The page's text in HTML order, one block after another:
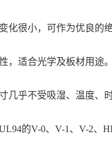
化很小，可作为优良的绝
，适合光学及板材用途。
几乎不受吸湿、温度、
的V-0、V-1、V-2、